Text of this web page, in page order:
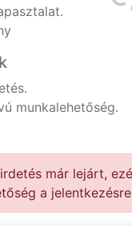
munkalehetőség.
már lejárt,
a